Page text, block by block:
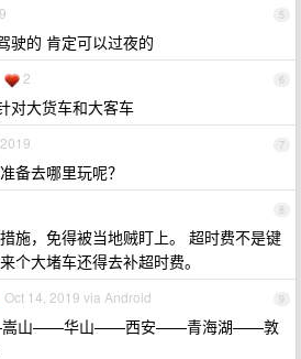
5
驶的 肯定可以过夜的
6
2
对大货车和大客车
7
备去哪里玩呢？
8
施，免得被当地贼盯上。 超时费不是键
个大堵车还得去补超时费。
9
Oct 14, 2019 via Android
山——华山——西安——青海湖——敦